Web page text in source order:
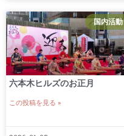
国内活動
六本木ヒルズのお正月
この投稿を見る »